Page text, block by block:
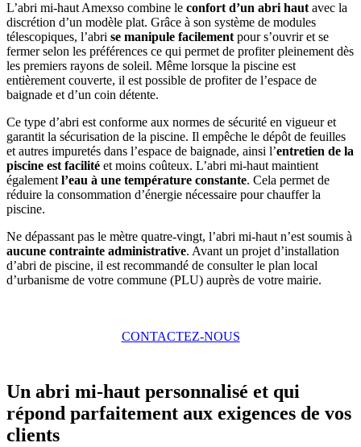
L’abri mi-haut Amexso combine le confort d’un abri haut avec la
discrétion d’un modèle plat. Grâce à son système de modules
télescopiques, l’abri se manipule facilement pour s’ouvrir et se
fermer selon les préférences ce qui permet de profiter pleinement dès
les premiers rayons de soleil. Même lorsque la piscine est
entièrement couverte, il est possible de profiter de l’espace de
baignade et d’un coin détente.
Ce type d’abri est conforme aux normes de sécurité en vigueur et
garantit la sécurisation de la piscine. Il empêche le dépôt de feuilles
et autres impuretés dans l’espace de baignade, ainsi l’entretien de la
piscine est facilité et moins coûteux. L’abri mi-haut maintient
également l’eau à une température constante. Cela permet de
réduire la consommation d’énergie nécessaire pour chauffer la
piscine.
Ne dépassant pas le mètre quatre-vingt, l’abri mi-haut n’est soumis à
aucune contrainte administrative. Avant un projet d’installation
d’abri de piscine, il est recommandé de consulter le plan local
d’urbanisme de votre commune (PLU) auprès de votre mairie.
CONTACTEZ-NOUS
Un abri mi-haut personnalisé et qui
répond parfaitement aux exigences de vos
clients